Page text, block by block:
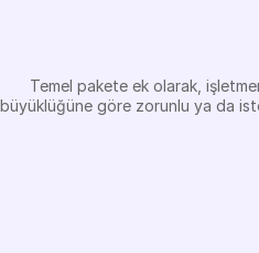
Temel pakete ek olarak,
büyüklüğüne göre zorunlu ya da